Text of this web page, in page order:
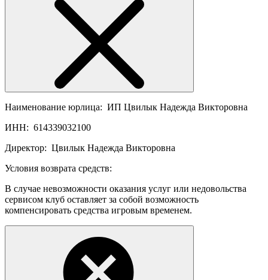
Наименование юрлица: ИП Цвилык Надежда Викторовна
ИНН: 614339032100
Директор: Цвилык Надежда Викторовна
Условия возврата средств:
В случае невозможности оказания услуг или недовольства
сервисом клуб оставляет за собой возможность
компенсировать средства игровым временем.